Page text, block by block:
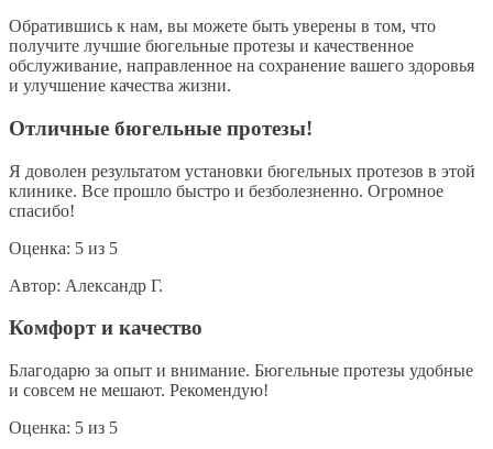
Обратившись к нам, вы можете быть уверены в том, что
получите лучшие бюгельные протезы и качественное
обслуживание, направленное на сохранение вашего здоровья
и улучшение качества жизни.
Отличные бюгельные протезы!
Я доволен результатом установки бюгельных протезов в этой
клинике. Все прошло быстро и безболезненно. Огромное
спасибо!
Оценка: 5 из 5
Автор: Александр Г.
Комфорт и качество
Благодарю за опыт и внимание. Бюгельные протезы удобные
и совсем не мешают. Рекомендую!
Оценка: 5 из 5